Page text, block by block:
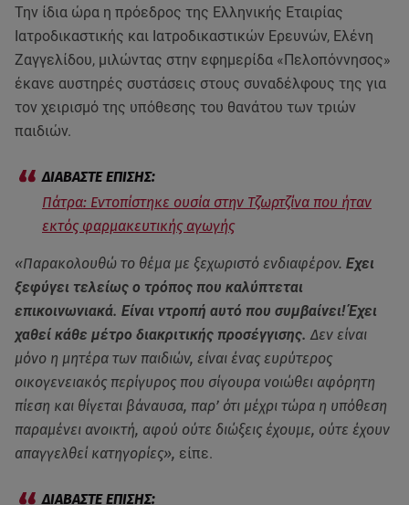
Την ίδια ώρα η πρόεδρος της Ελληνικής Εταιρίας
Ιατροδικαστικής και Ιατροδικαστικών Ερευνών, Ελένη
Ζαγγελίδου, μιλώντας στην εφημερίδα «Πελοπόννησος»
έκανε αυστηρές συστάσεις στους συναδέλφους της για
τον χειρισμό της υπόθεσης του θανάτου των τριών
παιδιών.
Πάτρα: Εντοπίστηκε ουσία στην Τζωρτζίνα που ήταν
εκτός φαρμακευτικής αγωγής
«Παρακολουθώ το θέμα με ξεχωριστό ενδιαφέρον. Εχει
ξεφύγει τελείως ο τρόπος που καλύπτεται
επικοινωνιακά. Είναι ντροπή αυτό που συμβαίνει! Έχει
χαθεί κάθε μέτρο διακριτικής προσέγγισης. Δεν είναι
μόνο η μητέρα των παιδιών, είναι ένας ευρύτερος
οικογενειακός περίγυρος που σίγουρα νοιώθει αφόρητη
πίεση και θίγεται βάναυσα, παρ’ ότι μέχρι τώρα η υπόθεση
παραμένει ανοικτή, αφού ούτε διώξεις έχουμε, ούτε έχουν
απαγγελθεί κατηγορίες», είπε.